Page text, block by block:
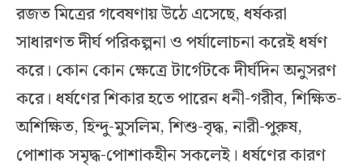
রজত মিত্রের গবেষণায় উঠে এসেছে, ধর্ষকরা
সাধারণত দীর্ঘ পরিকল্পনা ও পর্যালোচনা করেই ধর্ষণ
করে। কোন কোন ক্ষেত্রে টার্গেটকে দীর্ঘদিন অনুসরণ
করে। ধর্ষণের শিকার হতে পারেন ধনী-গরীব, শিক্ষিত-
অশিক্ষিত, হিন্দু-মুসলিম, শিশু-বৃদ্ধ, নারী-পুরুষ,
পোশাক সমৃদ্ধ-পোশাকহীন সকলেই। ধর্ষণের কারণ